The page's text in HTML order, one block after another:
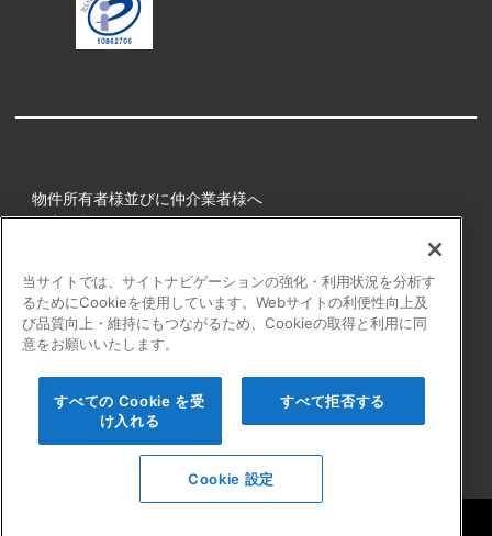
物件所有者様並びに仲介業者様へ
健康経営
プライバシーポリシー
障害者の表記について
よくある質問
当サイトでは、サイトナビゲーションの強化・利用状況を分析す
るためにCookieを使用しています。Webサイトの利便性向上及
び品質向上・維持にもつながるため、Cookieの取得と利用に同
意をお願いいたします。
すべての Cookie を受
け入れる
すべて拒否する
Cookie 設定